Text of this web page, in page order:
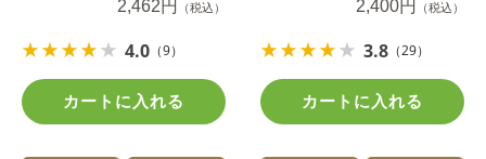
腹の脂肪・食後血糖値サ
届けコース
2,462円 （税込）
4.0 （9）
カートに入れる
ース 送料無料（当社負
2,400円 （税込）
3.8 （29）
カートに入れる